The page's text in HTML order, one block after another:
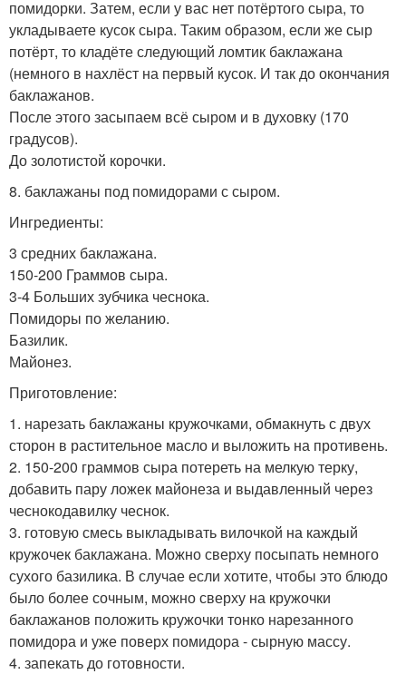
помидорки. Затем, если у вас нет потёртого сыра, то
укладываете кусок сыра. Таким образом, если же сыр
потёрт, то кладёте следующий ломтик баклажана
(немного в нахлёст на первый кусок. И так до окончания
баклажанов.
После этого засыпаем всё сыром и в духовку (170
градусов).
До золотистой корочки.
8. баклажаны под помидорами с сыром.
Ингредиенты:
3 средних баклажана.
150-200 Граммов сыра.
3-4 Больших зубчика чеснока.
Помидоры по желанию.
Базилик.
Майонез.
Приготовление:
1. нарезать баклажаны кружочками, обмакнуть с двух
сторон в растительное масло и выложить на противень.
2. 150-200 граммов сыра потереть на мелкую терку,
добавить пару ложек майонеза и выдавленный через
чеснокодавилку чеснок.
3. готовую смесь выкладывать вилочкой на каждый
кружочек баклажана. Можно сверху посыпать немного
сухого базилика. В случае если хотите, чтобы это блюдо
было более сочным, можно сверху на кружочки
баклажанов положить кружочки тонко нарезанного
помидора и уже поверх помидора - сырную массу.
4. запекать до готовности.